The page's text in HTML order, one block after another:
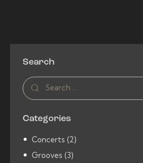
Search
Search
for:
Categories
Concerts (2)
Grooves (3)